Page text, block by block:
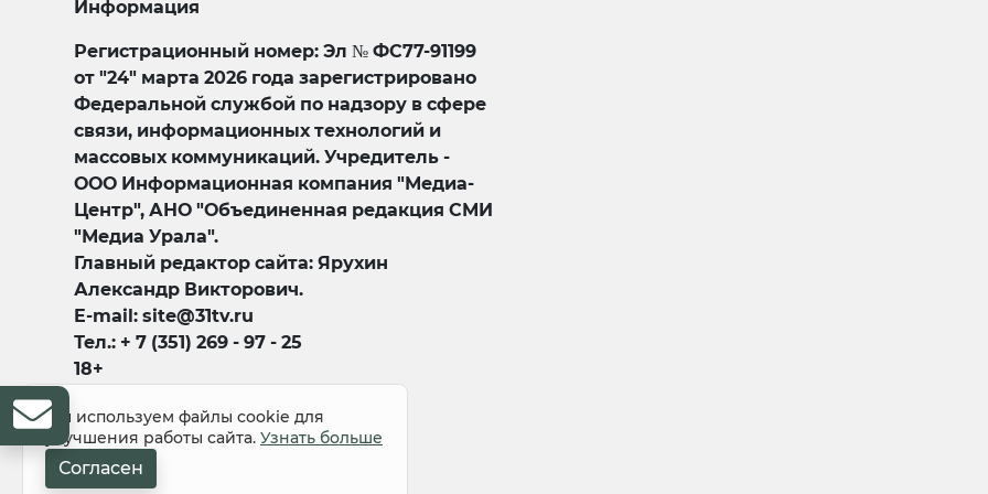
Информация
Регистрационный номер: Эл № ФС77-91199
от "24" марта 2026 года зарегистрировано
Федеральной службой по надзору в сфере
связи, информационных технологий и
массовых коммуникаций. Учредитель -
ООО Информационная компания "Медиа-
Центр", АНО "Объединенная редакция СМИ
"Медиа Урала".
Главный редактор сайта: Ярухин
Александр Викторович.
E-mail: site@31tv.ru
Тел.: + 7 (351) 269 - 97 - 25
18+
Мы используем файлы cookie для
улучшения работы сайта. Узнать больше
Согласен